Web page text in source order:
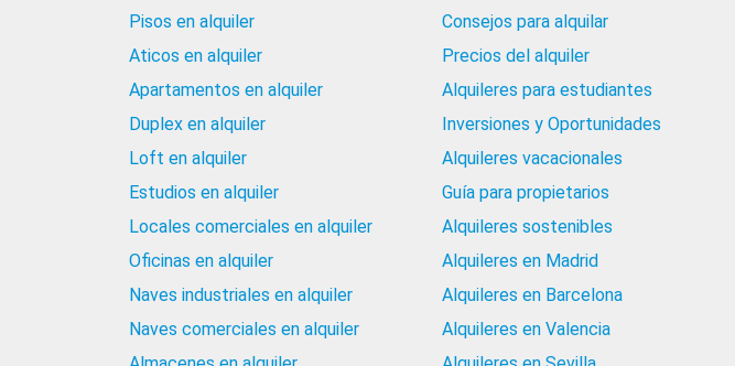
Pisos en alquiler
Aticos en alquiler
Apartamentos en alquiler
Duplex en alquiler
Loft en alquiler
Estudios en alquiler
Locales comerciales en alquiler
Oficinas en alquiler
Naves industriales en alquiler
Naves comerciales en alquiler
Consejos para alquilar
Precios del alquiler
Alquileres para estudiantes
Inversiones y Oportunidades
Alquileres vacacionales
Guía para propietarios
Alquileres sostenibles
Alquileres en Madrid
Alquileres en Barcelona
Alquileres en Valencia